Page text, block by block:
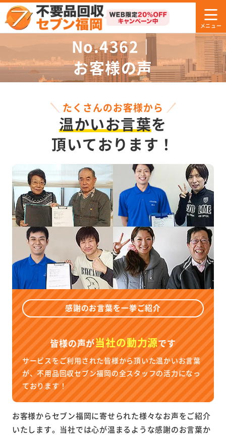
No.4362｜
お客様の声
たくさんのお客様から
温かいお言葉を
頂いております！
感謝のお言葉を一挙ご紹介
皆様の声が当社の動力源です
サービスをご利用された皆様から頂いた温かいお言葉
が、不用品回収セブン福岡の全スタッフの活力になっ
ております！
お客様からセブン福岡に寄せられた様々なお声をご紹介
いたします。当社では心が温まるような感謝のお言葉か